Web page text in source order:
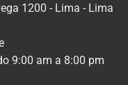
1200 - Lima - Lima
9:00 am a 8:00 pm